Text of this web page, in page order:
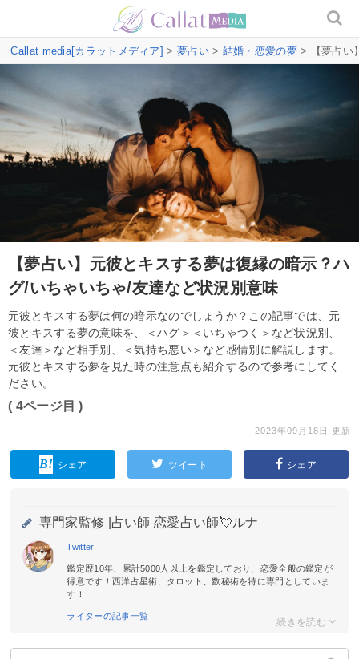
Callat media[カラットメディア] > 夢占い> 結婚・恋愛の夢> 【夢占い
【夢占い】元彼とキスする夢は復縁の暗示？ハ
グ/いちゃいちゃ/友達など状況別意味
元彼とキスする夢は何の暗示なのでしょうか？この記事では、元
彼とキスする夢の意味を、＜ハグ＞＜いちゃつく＞など状況別、
＜友達＞など相手別、＜気持ち悪い＞など感情別に解説します。
元彼とキスする夢を見た時の注意点も紹介するので参考にしてく
ださい。
( 4ページ目 )
2023年09月18日 更新
シェア ツイート シェア
専門家監修 | 占い師 恋愛占い師💘ルナ
Twitter
鑑定歴10年、累計5000人以上を鑑定しており、恋愛全般の鑑定が
得意です！西洋占星術、タロット、数秘術を特に専門としていま
す！
ライターの記事一覧